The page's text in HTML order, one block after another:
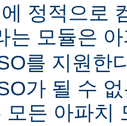
정적으로
는 모듈은
를 지원한
가 될 수
모든 아파치